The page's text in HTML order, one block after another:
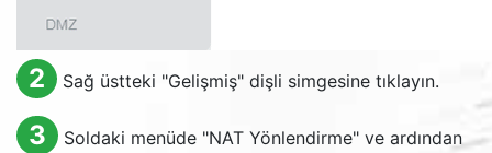
2 Sağ üstteki "Gelişmiş" dişli simgesine tıklayın.
3
Soldaki menüde "NAT Yönlendirme" ve ardından